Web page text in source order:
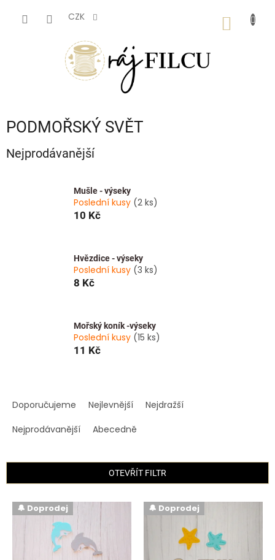
CZK
PODMOŘSKÝ SVĚT
Nejprodávanější
Mušle - výseky
Poslední kusy (2 ks)
10 Kč
Hvězdice - výseky
Poslední kusy (3 ks)
8 Kč
Mořský koník -výseky
Poslední kusy (15 ks)
11 Kč
r
Doporučujeme Nejlevnější
Nejdražší
Nejprodávanější
Abecedně
OTEVŘÍT FILTR
V 🔔 Doprodej 🔔 Doprodej